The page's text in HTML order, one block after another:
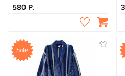
580
Sale